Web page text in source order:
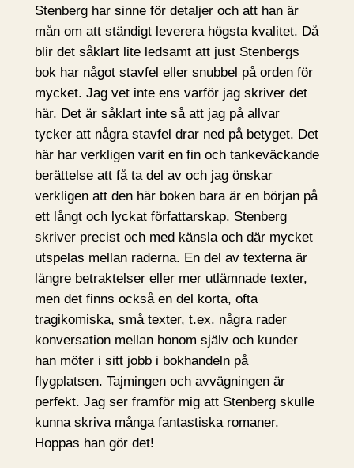
Stenberg har sinne för detaljer och att han är
mån om att ständigt leverera högsta kvalitet. Då
blir det såklart lite ledsamt att just Stenbergs
bok har något stavfel eller snubbel på orden för
mycket. Jag vet inte ens varför jag skriver det
här. Det är såklart inte så att jag på allvar
tycker att några stavfel drar ned på betyget. Det
här har verkligen varit en fin och tankeväckande
berättelse att få ta del av och jag önskar
verkligen att den här boken bara är en början på
ett långt och lyckat författarskap. Stenberg
skriver precist och med känsla och där mycket
utspelas mellan raderna. En del av texterna är
längre betraktelser eller mer utlämnade texter,
men det finns också en del korta, ofta
tragikomiska, små texter, t.ex. några rader
konversation mellan honom själv och kunder
han möter i sitt jobb i bokhandeln på
flygplatsen. Tajmingen och avvägningen är
perfekt. Jag ser framför mig att Stenberg skulle
kunna skriva många fantastiska romaner.
Hoppas han gör det!